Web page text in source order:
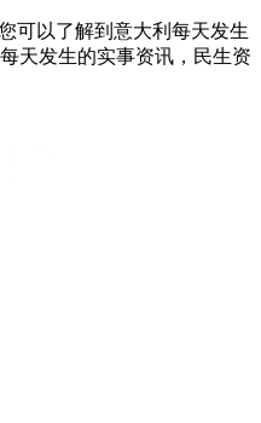
可以了解到意大利每天发生
天发生的实事资讯，民生资